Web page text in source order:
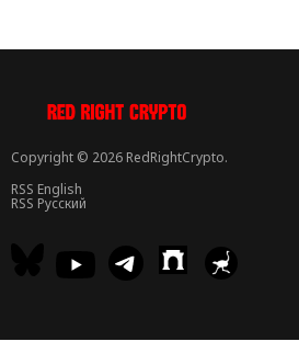
Copyright © 2026 RedRightCrypto.
RSS English
RSS Русский